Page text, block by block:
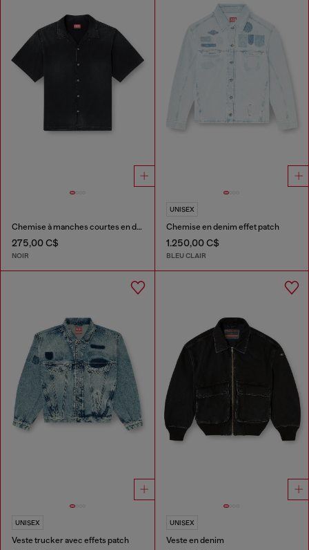
Chemise à manches courtes en denim
275,00 C$
NOIR
UNISEX
Chemise en denim effet patch
1.250,00 C$
BLEU CLAIR
UNISEX
Veste trucker avec effets patch
UNISEX
Veste en denim